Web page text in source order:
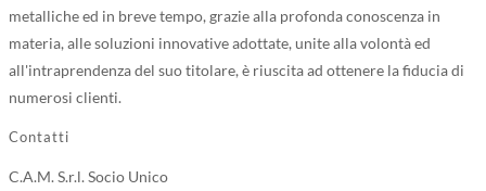
metalliche ed in breve tempo, grazie alla profonda conoscenza in
materia, alle soluzioni innovative adottate, unite alla volontà ed
all'intraprendenza del suo titolare, è riuscita ad ottenere la fiducia di
numerosi clienti.
Contatti
C.A.M. S.r.l. Socio Unico